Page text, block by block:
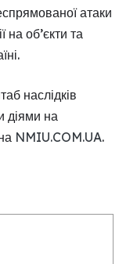
атаки
на об’єкти та
наслідків
діями на
NMIU.COM.UA.